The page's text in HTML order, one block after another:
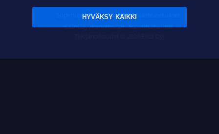
Sopimusehdot Tietosuoja Evästeasetukset
Sääntelyviranomaiset Saavutettavuus
HYVÄKSY KAIKKI